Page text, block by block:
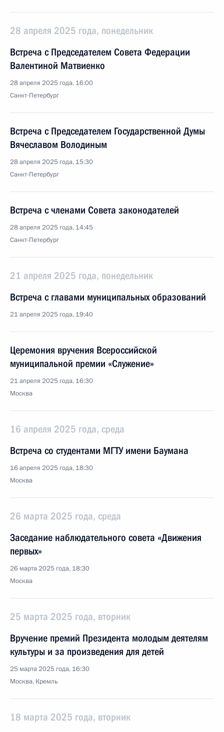
28 апреля 2025 года, понедельник
Встреча с Председателем Совета Федерации
Валентиной Матвиенко
28 апреля 2025 года, 16:00
Санкт-Петербург
Встреча с Председателем Государственной Думы
Вячеславом Володиным
28 апреля 2025 года, 15:30
Санкт-Петербург
Встреча с членами Совета законодателей
28 апреля 2025 года, 14:45
Санкт-Петербург
21 апреля 2025 года, понедельник
Встреча с главами муниципальных образований
21 апреля 2025 года, 19:40
Церемония вручения Всероссийской
муниципальной премии «Служение»
21 апреля 2025 года, 16:30
Москва
16 апреля 2025 года, среда
Встреча со студентами МГТУ имени Баумана
16 апреля 2025 года, 18:30
Москва
26 марта 2025 года, среда
Заседание наблюдательного совета «Движения
первых»
26 марта 2025 года, 18:30
Москва
25 марта 2025 года, вторник
Вручение премий Президента молодым деятелям
культуры и за произведения для детей
25 марта 2025 года, 16:30
Москва, Кремль
18 марта 2025 года, вторник